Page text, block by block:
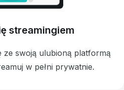
streamingiem
ze swoją ulubioną platformą
w pełni prywatnie.